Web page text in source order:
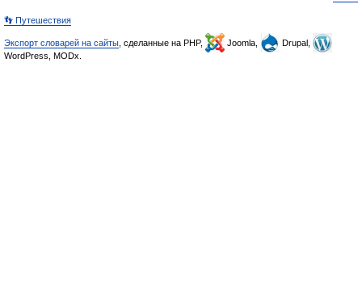
👣 Путешествия
Экспорт словарей на сайты , сделанные на PHP, Joomla,
Drupal,
WordPress, MODx.